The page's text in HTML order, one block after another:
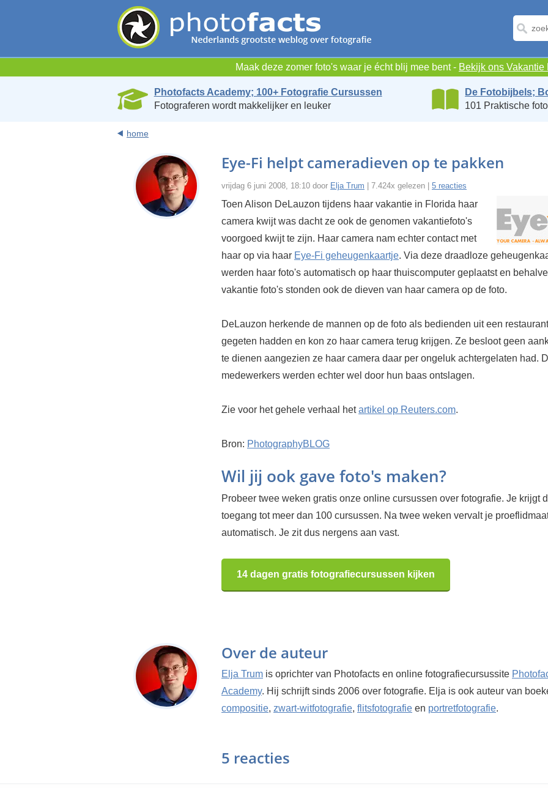
Maak deze zomer foto's waar je écht blij mee bent - Bekijk ons Vakantie
Photofacts Academy; 100+ Fotografie Cursussen
Fotograferen wordt makkelijker en leuker
De Fotobijbels;
101 Praktische
home
Eye-Fi helpt cameradieven op te pakken
vrijdag 6 juni 2008, 18:10 door Elja Trum | 7.424x gelezen | 5 reacties
Toen Alison DeLauzon tijdens haar vakantie in Florida haar
camera kwijt was dacht ze ook de genomen vakantiefoto's
voorgoed kwijt te zijn. Haar camera nam echter contact met
haar op via haar Eye-Fi geheugenkaartje. Via deze draadloze
werden haar foto's automatisch op haar thuiscomputer geplaatst en
vakantie foto's stonden ook de dieven van haar camera op de foto.
DeLauzon herkende de mannen op de foto als bedienden uit een
gegeten hadden en kon zo haar camera terug krijgen. Ze besloot geen
te dienen aangezien ze haar camera daar per ongeluk achtergelaten had.
medewerkers werden echter wel door hun baas ontslagen.
Zie voor het gehele verhaal hetartikel op Reuters.com.
Bron: PhotographyBLOG
Wil jij ook gave foto's maken?
Probeer twee weken gratis onze online cursussen over fotografie. Je krijgt
toegang tot meer dan 100 cursussen. Na twee weken vervalt je
automatisch. Je zit dus nergens aan vast.
14 dagen gratis fotografiecursussen kijken
Over de auteur
Elja Trum is oprichter van Photofacts en online fotografiecursussite
Academy. Hij schrijft sinds 2006 over fotografie. Elja is ook auteur van
compositie, zwart-witfotografie, flitsfotografie en portretfotografie.
5 reacties